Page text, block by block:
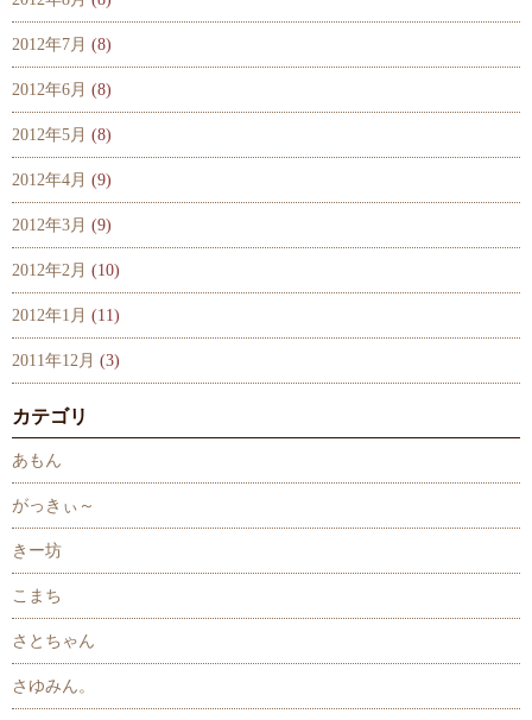
2012年7月 (8)
2012年6月 (8)
2012年5月 (8)
2012年4月 (9)
2012年3月 (9)
2012年2月 (10)
2012年1月 (11)
2011年12月 (3)
カテゴリ
あもん
がっきぃ～
きー坊
こまち
さとちゃん
さゆみん。